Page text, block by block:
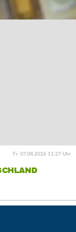
Fr. 07.08.2026 11:27 Uhr